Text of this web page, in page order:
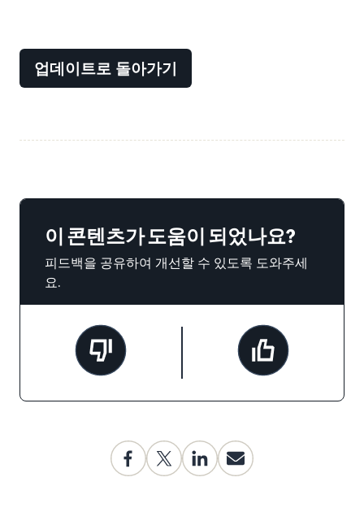
업데이트로 돌아가기
이 콘텐츠가 도움이 되었나요?
피드백을 공유하여 개선할 수 있도록 도와주세
요.